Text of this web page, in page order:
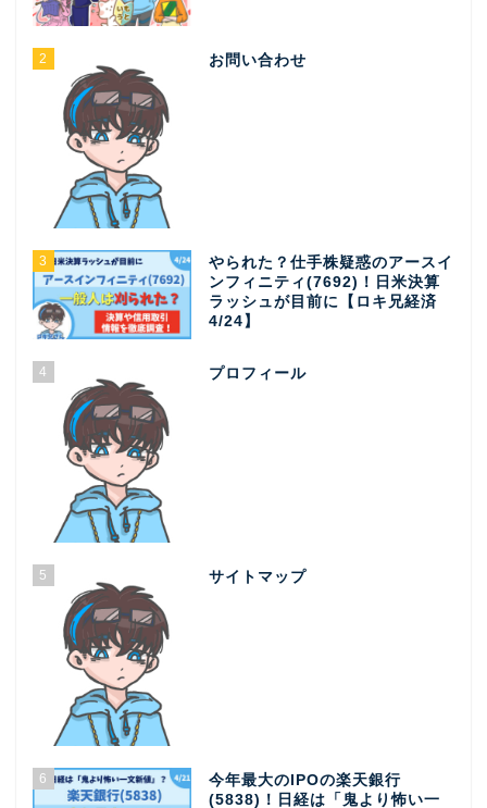
2 お問い合わせ
3
やられた？仕手株疑惑のアースイ
ンフィニティ(7692)！日米決算
ラッシュが目前に【ロキ兄経済
4/24】
4 プロフィール
5 サイトマップ
6
今年最大のIPOの楽天銀行
(5838)！日経は「鬼より怖い一